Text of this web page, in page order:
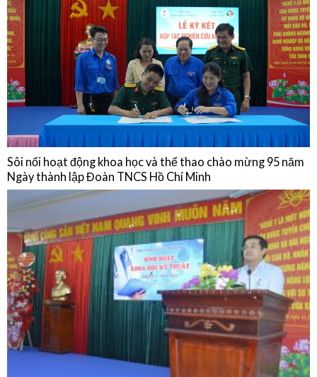
Sinh hoạt chuyên môn: Cập nhật chẩn đoán, điều trị, dự phòng bệnh
não mô cầu và Chia sẻ thực hành từ Phòng Tiêm chủng Bệnh viện Quân
Dân Y Miền Đông
15/01/2026
NGHIÊN CỨU KHOA HỌC
Sôi nổi hoạt động khoa học và thể thao chào mừng 95 năm
Ngày thành lập Đoàn TNCS Hồ Chí Minh